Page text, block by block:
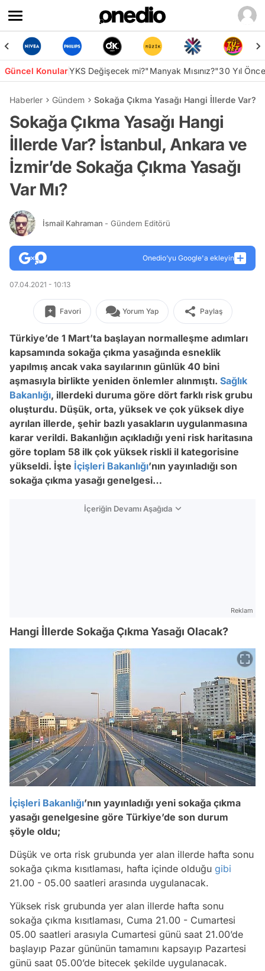
Güncel KonularYKS Değişecek mi?"Manyak Mısınız?"30 Yıl
Haberler Gündem Sokağa Çıkma Yasağı Hangi İllerde Var?
Sokağa Çıkma Yasağı Hangi
İllerde Var? İstanbul, Ankara ve
İzmir’de Sokağa Çıkma Yasağı
Var Mı?
İsmail Kahraman - Gündem Editörü
Onedio’yu Google'a ekleyin
07.04.2021 - 10:13
Favori Yorum Yap Paylaş
Türkiye’de 1 Mart’ta başlayan normalleşme adımları
kapsamında sokağa çıkma yasağında esneklik
yapılmış ancak vaka sayılarının günlük 40 bini
aşmasıyla birlikte yeniden önlemler alınmıştı. Sağlık
Bakanlığı, illerdeki duruma göre dört farklı risk grubu
oluşturdu. Düşük, orta, yüksek ve çok yüksek diye
ayrılan illerde, şehir bazlı yasakların uygulanmasına
karar verildi. Bakanlığın açıkladığı yeni risk haritasına
göre toplam 58 ilk çok yüksek riskli il kategorisine
yükseldi. İşte İçişleri Bakanlığı’nın yayınladığı son
sokağa çıkma yasağı genelgesi…
İçeriğin Devamı Aşağıda
Reklam
Hangi İllerde Sokağa Çıkma Yasağı Olacak?
İçişleri Bakanlığı’nın yayınladığı yeni sokağa çıkma
yasağı genelgesine göre Türkiye’de son durum
şöyle oldu;
Düşük ve orta risk grubunda yer alan illerde hafta sonu
sokağa çıkma kısıtlaması, hafta içinde olduğu gibi
21.00 - 05.00 saatleri arasında uygulanacak.
Yüksek risk grubunda yer alan illerde hafta sonu
sokağa çıkma kısıtlaması, Cuma 21.00 - Cumartesi
05.00 saatleri arasıyla Cumartesi günü saat 21.00’de
başlayıp Pazar gününün tamamını kapsayıp Pazartesi
günü saat 05.00’de bitecek şekilde uygulanacak.